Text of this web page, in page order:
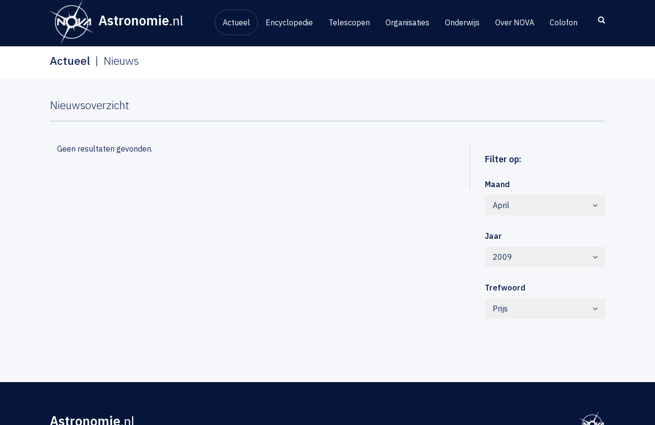
Astronomie.nl Actueel Encyclopedie Telescopen Organisaties Onderwijs Over NOVA Colofon
Actueel Nieuws
Nieuwsoverzicht
Filter op:
Maand
April
Jaar
2009
Trefwoord
Prijs
Geen resultaten gevonden.
Astronomie.nl